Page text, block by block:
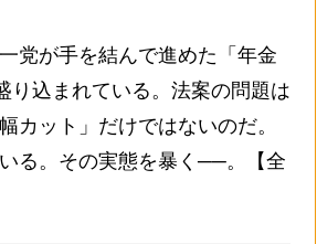
党が手を結んで進めた「年金
り込まれている。法案の問題は
カット」だけではないのだ。
る。その実態を暴く──。【全